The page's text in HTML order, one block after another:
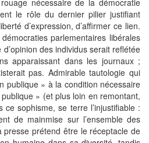
le rôle du dernier pilier justifiant
d’expression, d’affirmer ce lien.
parlementaires libérales
des individus serait reflétée
apparaissant dans les journaux ;
pas. Admirable tautologie qui
publique » à la condition nécessaire
publique » (et plus loin en remontant,
sophisme, se terre l’injustifiable :
de mainmise sur l’ensemble des
presse prétend être le réceptacle de